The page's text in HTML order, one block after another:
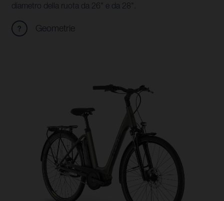
diametro della ruota da 26" e da 28".
Geometrie